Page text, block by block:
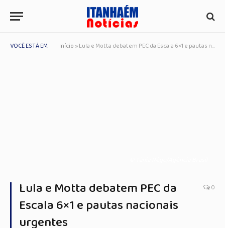
VOCÊ ESTÁ EM: Início »Lula e Motta debatem PEC da Escala 6×1 e pautas nacionais urgentes
Lula e Motta debatem PEC da
Escala 6×1 e pautas nacionais
urgentes
0